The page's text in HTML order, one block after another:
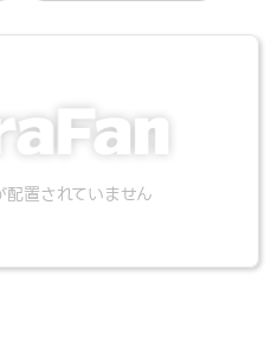
置されていません